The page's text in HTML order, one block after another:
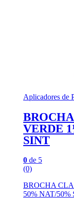
Aplicadores de
VERDE
SINT
0 de 5
(0)
BROCHA
50% NAT/50%